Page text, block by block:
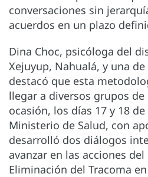
conversaciones sin
acuerdos en un plazo
Dina Choc, psicóloga del
Xejuyup, Nahualá, y una
destacó que esta
llegar a diversos grupos
ocasión, los días 17 y 18
Ministerio de Salud, con
desarrolló dos diálogos
avanzar en las acciones
Eliminación del Tracoma